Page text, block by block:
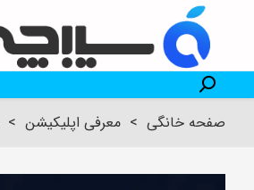
صفحه خانگی > معرفی اپلیکیشن >